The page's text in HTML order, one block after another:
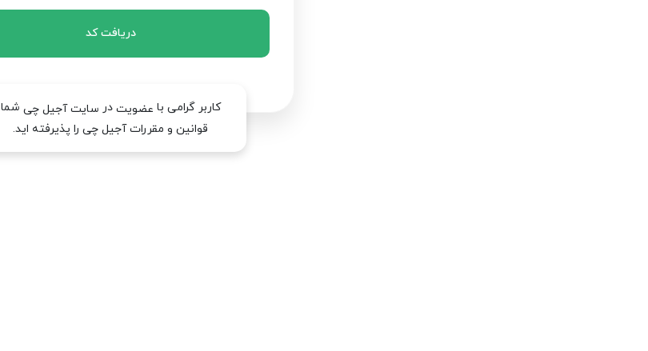
دریافت کد
کاربر گرامی با عضویت در سایت آجیل چی شما
قوانین و مقررات آجیل چی را پذیرفته اید.